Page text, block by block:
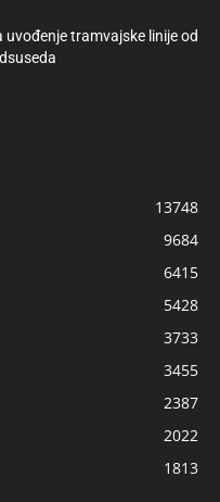
uvođenje tramvajske linije od
13748
9684
6415
5428
3733
3455
2387
2022
1813